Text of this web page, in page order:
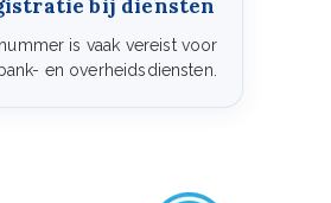
bij diensten
is vaak vereist voor
en overheidsdiensten.